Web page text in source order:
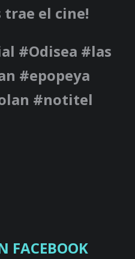
el cine!
#Odisea #las
#epopeya
#notitel
FACEBOOK